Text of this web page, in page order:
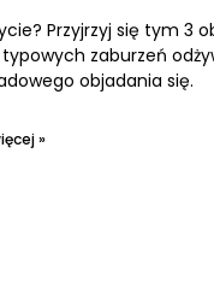
Przyjrzyj się tym 3
zaburzeń
objadania się.
»